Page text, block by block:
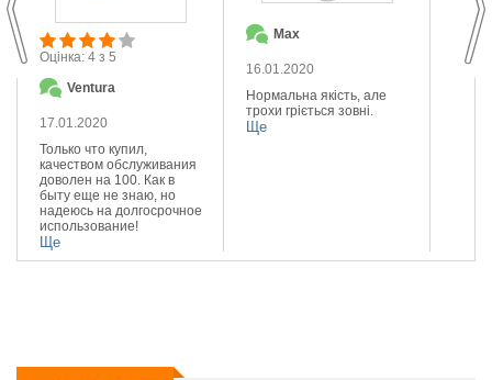
Max
16.01.2020
Нормальна якість, але
трохи гріється зовні.
Ще
Оцінка: 4 з 5
Ventura
17.01.2020
Только что купил,
качеством обслуживания
доволен на 100. Как в
быту еще не знаю, но
надеюсь на долгосрочное
использование!
Ще